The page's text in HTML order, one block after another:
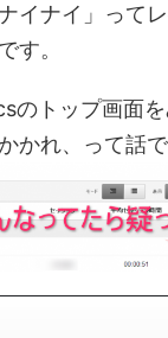
イナイ」って
す。
トップ画面を
かれ、って話で